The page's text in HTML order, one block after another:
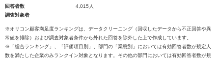
回答者数
4,015人
調査対象者
※オリコン顧客満足度ランキングは、データクリーニング（回収したデータから不正回答や異
常値を排除）および調査対象者条件から外れた回答を除外した上で作成しています。
※「総合ランキング」、「評価項目別」、部門の「業態別」においては有効回答者数が規定人
数を満たした企業のみランクイン対象となります。その他の部門においては有効回答者数が規